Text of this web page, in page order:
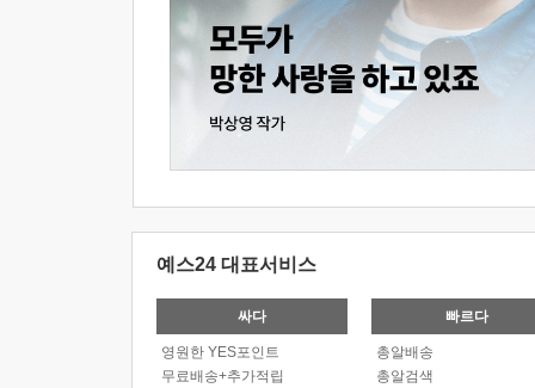
예스24 대표서비스
싸다
영원한 YES포인트
무료배송+추가적립
빠르다
총알배송
총알검색